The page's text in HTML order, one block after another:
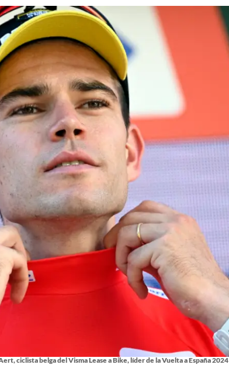
ciclista belga del Visma Lease a Bike, líder de la Vuelta a España 2024